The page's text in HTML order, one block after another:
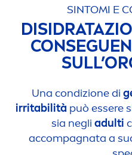
SINTOMI E
Una condizione di
irritabilitàpuò essere
sia negli adulti
accompagnata a